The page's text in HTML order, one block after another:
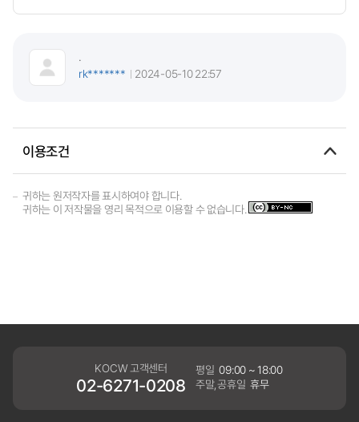
.
rk*******
2024-05-10 22:57
이용조건
귀하는 원저작자를 표시하여야 합니다.
귀하는 이 저작물을 영리 목적으로 이용할 수 없습니다.
KOCW 고객센터
02-6271-0208
평일 09:00 ~ 18:00
주말,공휴일 휴무